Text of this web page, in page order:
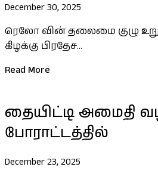
December 30, 2025
ரெலோ வின் தலைமை குழு
கிழக்கு பிரதேச...
Read More
தையிட்டி அமைதி
போராட்டத்தில்
December 23, 2025